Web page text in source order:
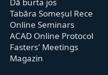
Tabăra Someșul Rece
Online Seminars
ACAD Online Protocol
Fasters' Meetings
Magazin